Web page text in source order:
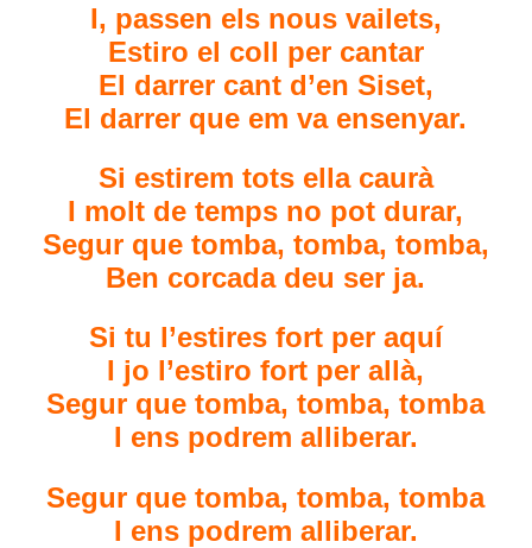
I, passen els nous vailets,
Estiro el coll per cantar
El darrer cant d’en Siset,
El darrer que em va ensenyar.
Si estirem tots ella caurà
I molt de temps no pot durar,
Segur que tomba, tomba, tomba,
Ben corcada deu ser ja.
Si tu l’estires fort per aquí
I jo l’estiro fort per allà,
Segur que tomba, tomba, tomba
I ens podrem alliberar.
Segur que tomba, tomba, tomba
I ens podrem alliberar.